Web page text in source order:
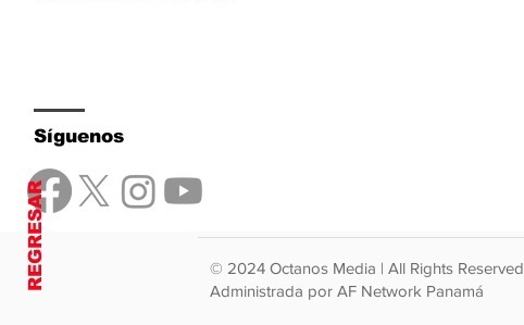
REGRESAR
Síguenos
© 2024 Octanos Media | All Rights Reserved
Administrada por AF Network Panamá